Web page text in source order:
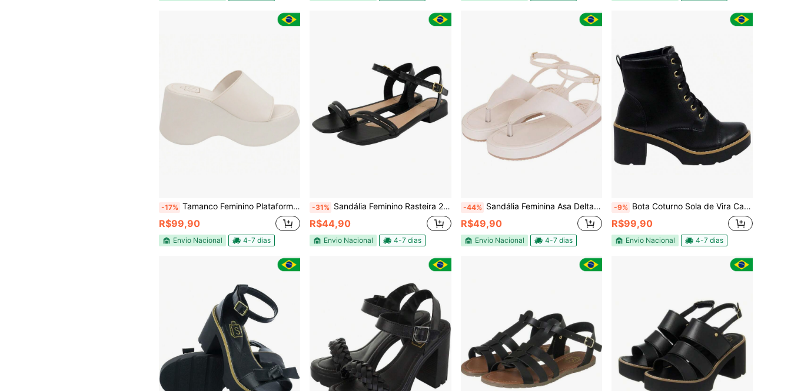
-17% Tamanco Feminino Plataforma Anabela flat Gáspea Larga
R$99,90
Envio Nacional 4-7 dias
-31% Sandália Feminino Rasteira 2 Tiras Casual Confortável
R$44,90
Envio Nacional 4-7 dias
-44% Sandália Feminina Asa Delta Flatform Plana Confortável
R$49,90
Envio Nacional 4-7 dias
-9% Bota Coturno Sola de Vira Cano Alto Sintético
R$99,90
Envio Nacional 4-7 dias